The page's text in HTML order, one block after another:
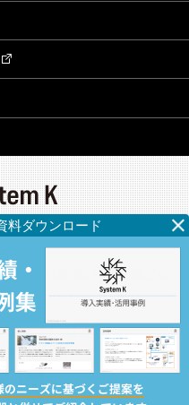
ム・ケイ
4丁目1番地2 KDX札幌ビル7
新宿4丁目1番6号
タワー18F